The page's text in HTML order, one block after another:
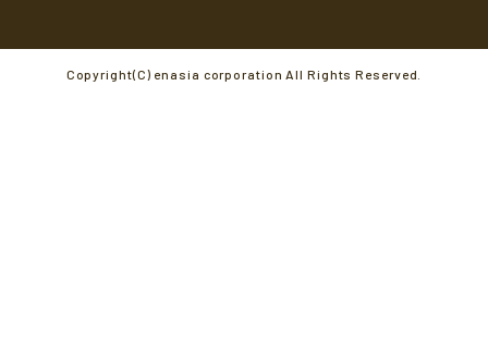
Copyright(C) enasia corporation All Rights Reserved.